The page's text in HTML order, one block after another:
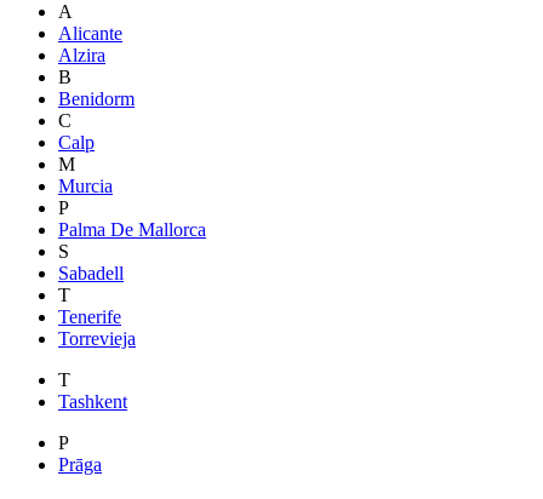
A
Alicante
Alzira
B
Benidorm
C
Calp
M
Murcia
P
Palma De Mallorca
S
Sabadell
T
Tenerife
Torrevieja
T
Tashkent
P
Prāga